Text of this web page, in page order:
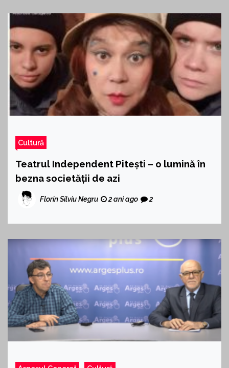
Cultură
Teatrul Independent Pitești – o lumină în
bezna societății de azi
Florin Silviu Negru 2 ani ago 2